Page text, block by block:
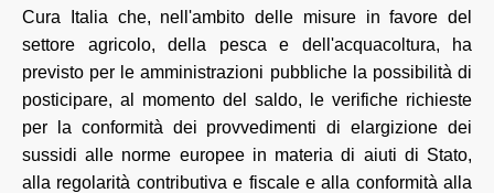
Cura Italia che, nell'ambito delle misure in favore del
settore agricolo, della pesca e dell'acquacoltura, ha
previsto per le amministrazioni pubbliche la possibilità di
posticipare, al momento del saldo, le verifiche richieste
per la conformità dei provvedimenti di elargizione dei
sussidi alle norme europee in materia di aiuti di Stato,
alla regolarità contributiva e fiscale e alla conformità alla